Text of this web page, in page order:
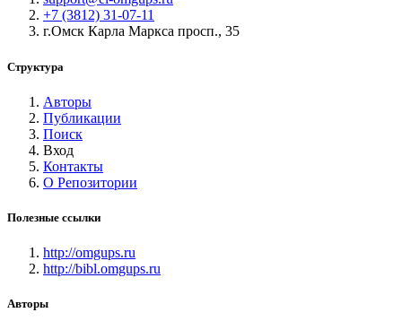
+7 (3812) 31-07-11
г.Омск Карла Маркса просп., 35
Структура
Авторы
Публикации
Поиск
Вход
Контакты
О Репозитории
Полезные ссылки
http://omgups.ru
http://bibl.omgups.ru
Авторы